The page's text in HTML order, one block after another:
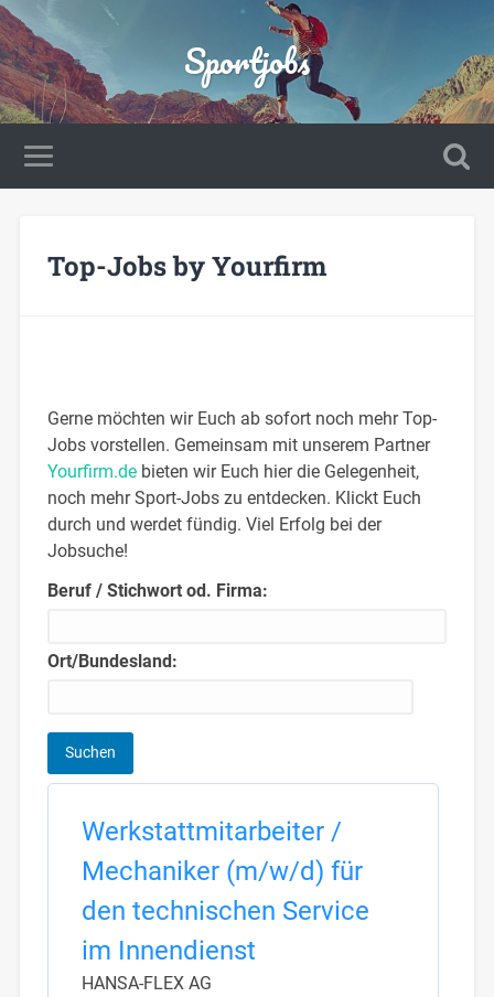
Sportjobs
Top-Jobs by Yourfirm
Gerne möchten wir Euch ab sofort noch mehr Top-
Jobs vorstellen. Gemeinsam mit unserem Partner
Yourfirm.debieten wir Euch hier die Gelegenheit,
noch mehr Sport-Jobs zu entdecken. Klickt Euch
durch und werdet fündig. Viel Erfolg bei der
Jobsuche!
Beruf / Stichwort od. Firma:
Ort/Bundesland:
Werkstattmitarbeiter /
Mechaniker (m/w/d) für
den technischen Service
im Innendienst
HANSA-FLEX AG